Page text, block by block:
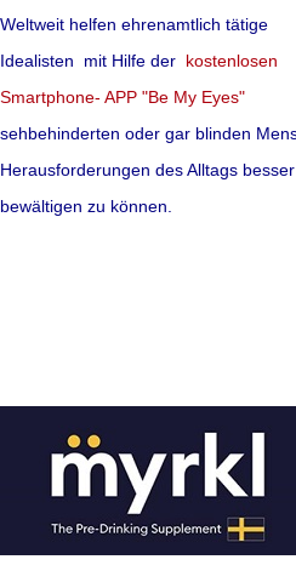
Weltweit helfen ehrenamtlich tätige
Idealisten mit Hilfe der kostenlosen
Smartphone- APP "Be My Eyes"
sehbehinderten oder gar blinden
Herausforderungen des Alltags besser
bewältigen zu können.